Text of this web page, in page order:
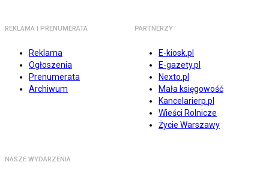
REKLAMA I PRENUMERATA
Reklama
Ogłoszenia
Prenumerata
Archiwum
PARTNERZY
E-kiosk.pl
E-gazety.pl
Nexto.pl
Mała księgowość
Kancelarierp.pl
Wieści Rolnicze
Życie Warszawy
NASZE WYDARZENIA